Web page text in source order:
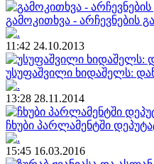
გამოკითხვა - არჩევნების
11:42 24.10.2013
უსუფაშვილი ხიდაშელს:
13:28 28.11.2014
ჩხუბი პარლამენტში
15:45 16.03.2016